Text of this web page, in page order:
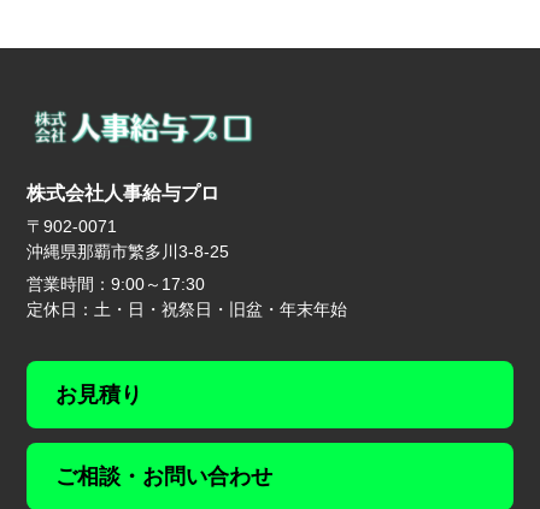
株式会社人事給与プロ
〒902-0071
沖縄県那覇市繁多川3-8-25
営業時間：9:00～17:30
定休日：土・日・祝祭日・旧盆・年末年始
お見積り
ご相談・お問い合わせ